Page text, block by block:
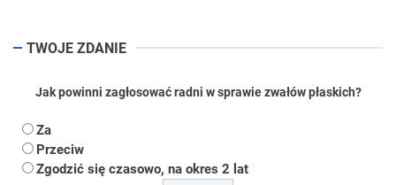
TWOJE ZDANIE
Jak powinni zagłosować radni w sprawie zwałów płaskich?
Za
Przeciw
Zgodzić się czasowo, na okres 2 lat